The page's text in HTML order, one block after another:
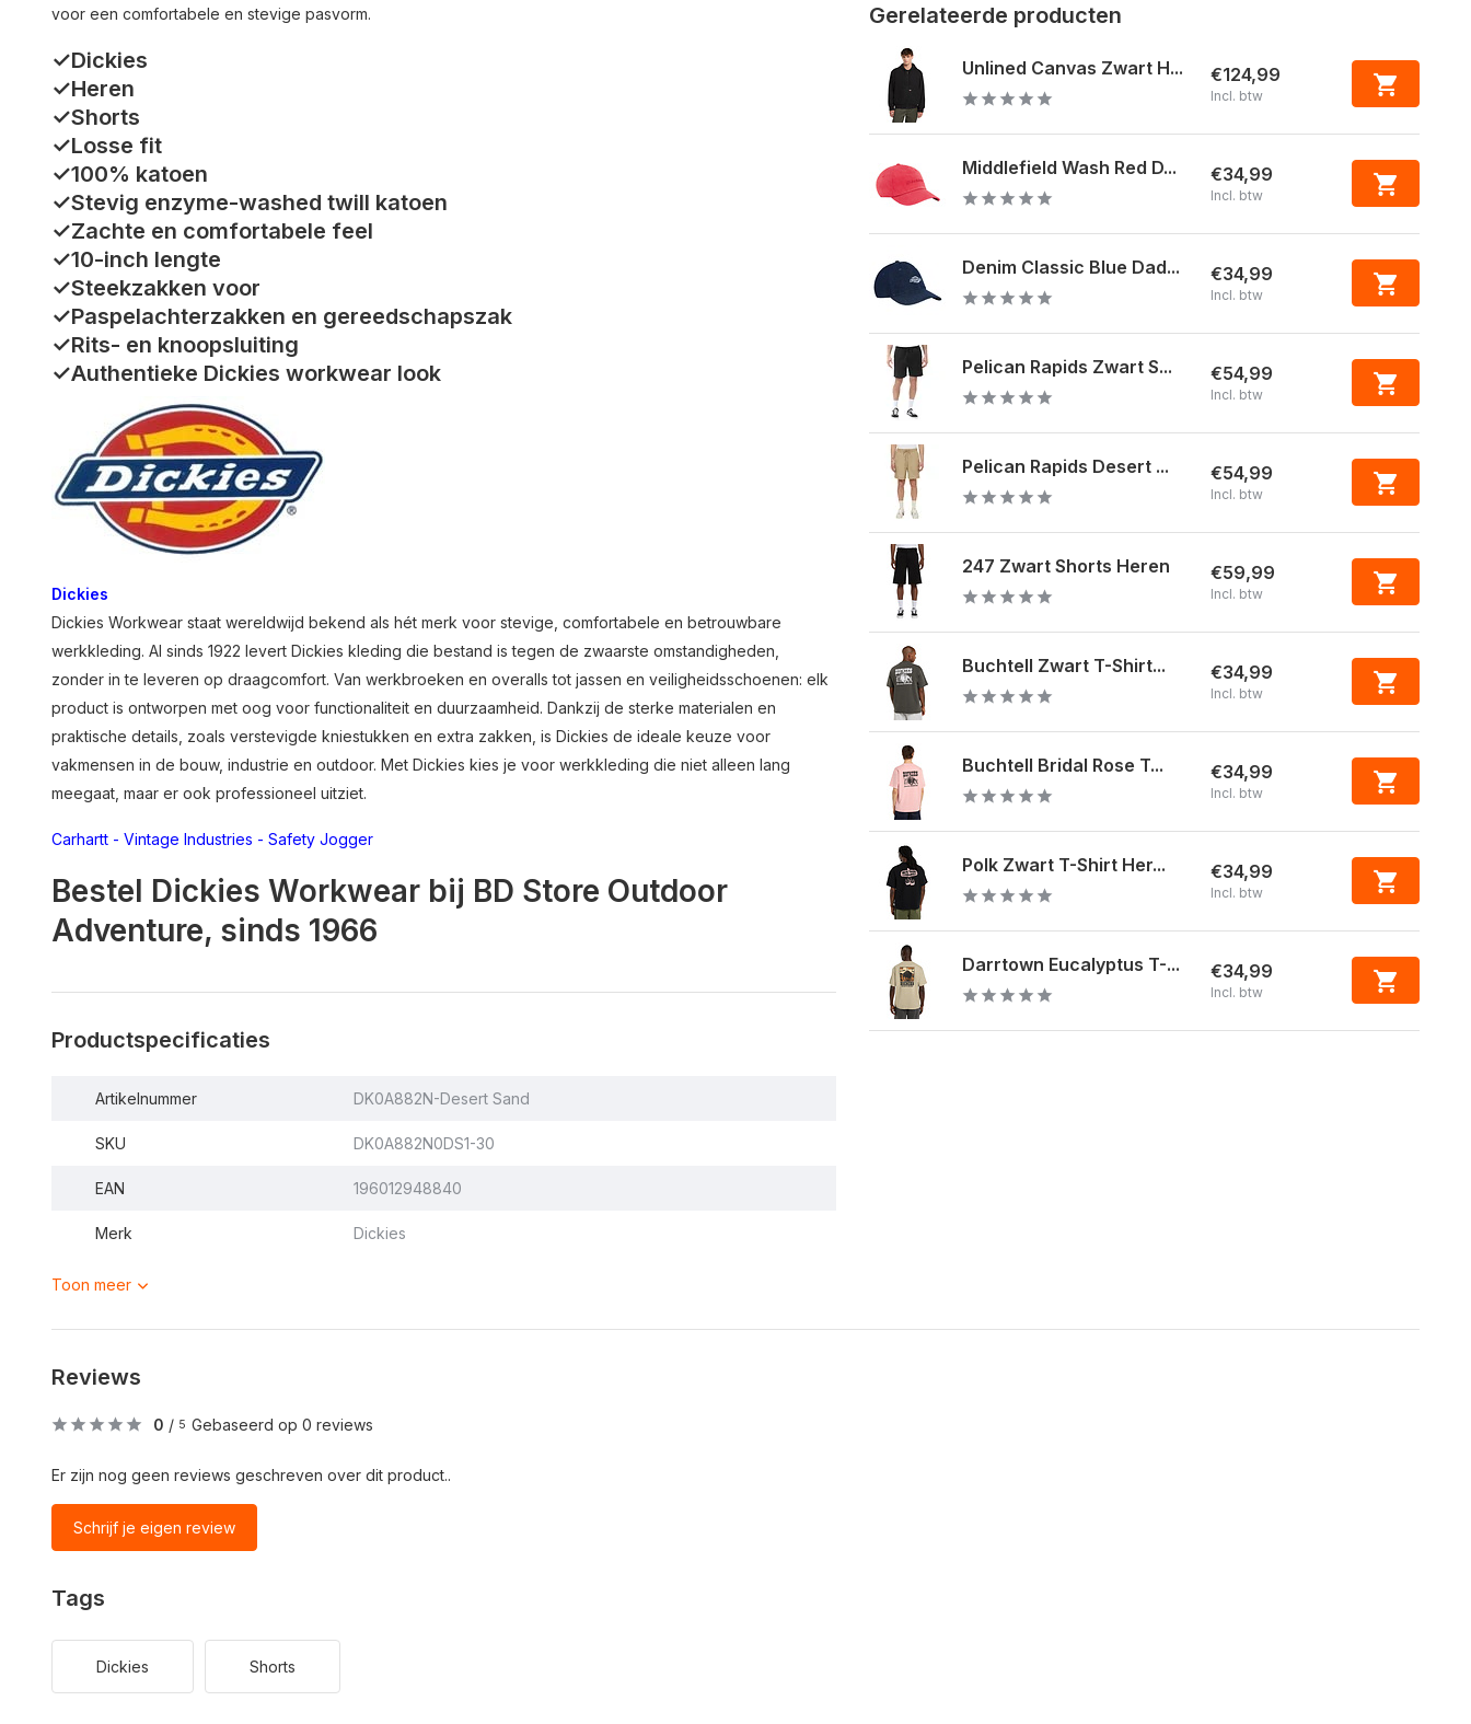
voor een comfortabele en stevige pasvorm.
✓Dickies
✓Heren
✓Shorts
✓Losse fit
✓100% katoen
✓Stevig enzyme-washed twill katoen
✓Zachte en comfortabele feel
✓10-inch lengte
✓Steekzakken voor
✓Paspelachterzakken en gereedschapszak
✓Rits- en knoopsluiting
✓Authentieke Dickies workwear look
Dickies
Dickies Workwear staat wereldwijd bekend als hét merk voor stevige, comfortabele en betrouwbare
werkkleding. Al sinds 1922 levert Dickies kleding die bestand is tegen de zwaarste omstandigheden,
zonder in te leveren op draagcomfort. Van werkbroeken en overalls tot jassen en veiligheidsschoenen: elk
product is ontworpen met oog voor functionaliteit en duurzaamheid. Dankzij de sterke materialen en
praktische details, zoals verstevigde kniestukken en extra zakken, is Dickies de ideale keuze voor
vakmensen in de bouw, industrie en outdoor. Met Dickies kies je voor werkkleding die niet alleen lang
meegaat, maar er ook professioneel uitziet.
Carhartt - Vintage Industries - Safety Jogger
Bestel Dickies Workwear bij BD Store Outdoor
Adventure, sinds 1966
Productspecificaties
Artikelnummer DK0A882N-Desert Sand
SKU DK0A882N0DS1-30
EAN 196012948840
Merk Dickies
Toon meer
Gerelateerde producten
Unlined Canvas Zwart H... €124,99
Incl. btw
Middlefield Wash Red D... €34,99
Incl. btw
Denim Classic Blue Dad... €34,99
Incl. btw
Pelican Rapids Zwart S... €54,99
Incl. btw
Pelican Rapids Desert ... €54,99
Incl. btw
247 Zwart Shorts Heren €59,99
Incl. btw
Buchtell Zwart T-Shirt... €34,99
Incl. btw
Buchtell Bridal Rose T... €34,99
Incl. btw
Polk Zwart T-Shirt Her... €34,99
Incl. btw
Darrtown Eucalyptus T-... €34,99
Incl. btw
Reviews
0 / 5 Gebaseerd op 0 reviews
Er zijn nog geen reviews geschreven over dit product..
Schrijf je eigen review
Tags
Dickies Shorts